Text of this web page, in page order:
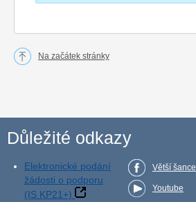
Na začátek stránky
Důležité odkazy
Elektronické podání
žádosti o podporu
(IS KP21+)
Větší šance
Youtube